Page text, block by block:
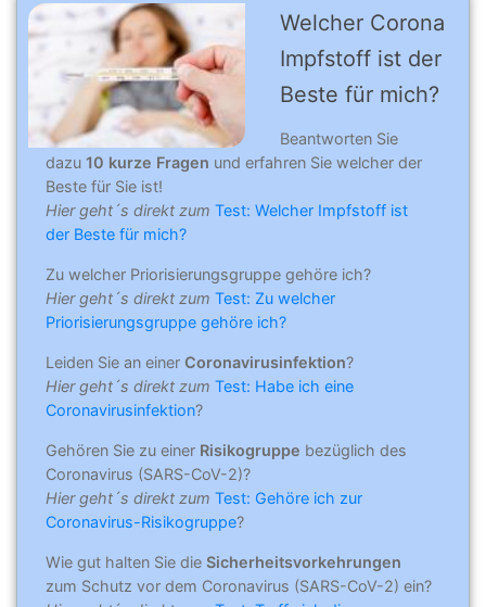
Welcher Corona
Impfstoff ist der
Beste für mich?
Beantworten Sie
dazu 10 kurze Fragen und erfahren Sie welcher der
Beste für Sie ist!
Hier geht´s direkt zum Test: Welcher Impfstoff ist
der Beste für mich?
Zu welcher Priorisierungsgruppe gehöre ich?
Hier geht´s direkt zum Test: Zu welcher
Priorisierungsgruppe gehöre ich?
Leiden Sie an einer Coronavirusinfektion?
Hier geht´s direkt zum Test: Habe ich eine
Coronavirusinfektion?
Gehören Sie zu einer Risikogruppe bezüglich des
Coronavirus (SARS-CoV-2)?
Hier geht´s direkt zum Test: Gehöre ich zur
Coronavirus-Risikogruppe?
Wie gut halten Sie die Sicherheitsvorkehrungen
zum Schutz vor dem Coronavirus (SARS-CoV-2) ein?